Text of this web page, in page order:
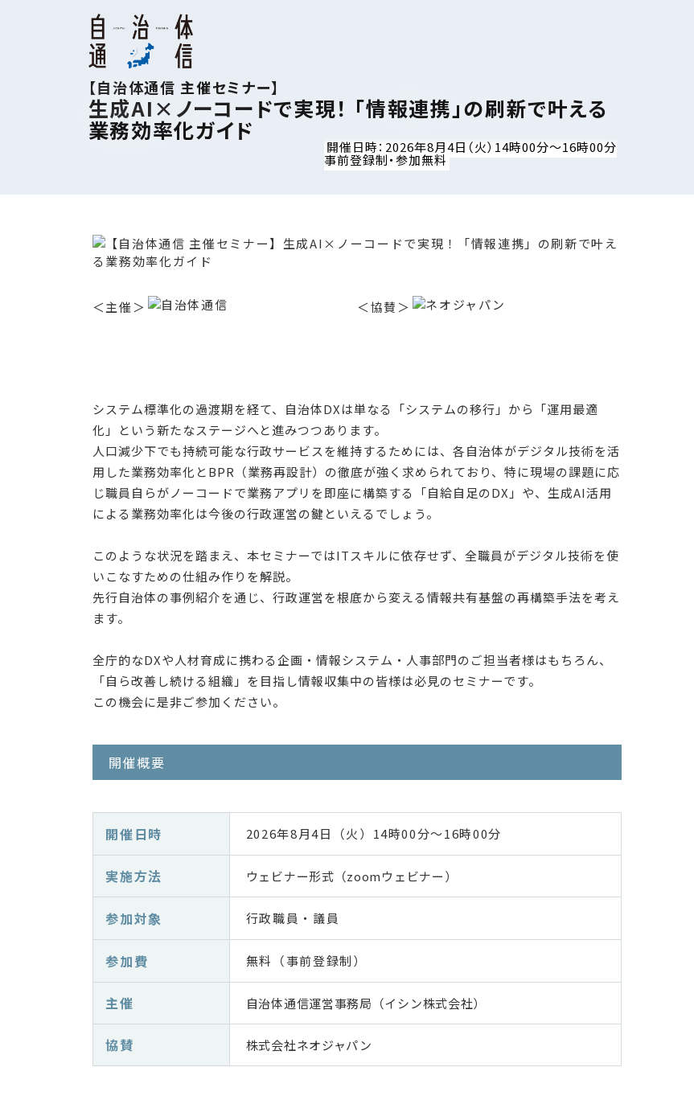
【自治体通信 主催セミナー】
生成AI×ノーコードで実現！ 「情報連携」の刷新で叶える
業務効率化ガイド
開催日時：2026年8月4日（火）14時00分〜16時00分
事前登録制・参加無料
＜主催＞ ＜協賛＞
システム標準化の過渡期を経て、自治体DXは単なる「システムの移行」から「運用最適
化」という新たなステージへと進みつつあります。
人口減少下でも持続可能な行政サービスを維持するためには、各自治体がデジタル技術を活
用した業務効率化とBPR（業務再設計）の徹底が強く求められており、特に現場の課題に応
じ職員自らがノーコードで業務アプリを即座に構築する「自給自足のDX」や、生成AI活用
による業務効率化は今後の行政運営の鍵といえるでしょう。
このような状況を踏まえ、本セミナーではITスキルに依存せず、全職員がデジタル技術を使
いこなすための仕組み作りを解説。
先行自治体の事例紹介を通じ、行政運営を根底から変える情報共有基盤の再構築手法を考え
ます。
全庁的なDXや人材育成に携わる企画・情報システム・人事部門のご担当者様はもちろん、
「自ら改善し続ける組織」を目指し情報収集中の皆様は必見のセミナーです。
この機会に是非ご参加ください。
開催概要
開催日時 2026年8月4日（火）14時00分〜16時00分
実施方法 ウェビナー形式（zoomウェビナー）
参加対象 行政職員・議員
参加費 無料（事前登録制）
主催 自治体通信運営事務局（イシン株式会社）
協賛 株式会社ネオジャパン